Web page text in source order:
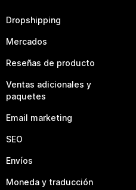
Dropshipping
Mercados
Reseñas de producto
Ventas adicionales y
paquetes
Email marketing
SEO
Envíos
Moneda y traducción